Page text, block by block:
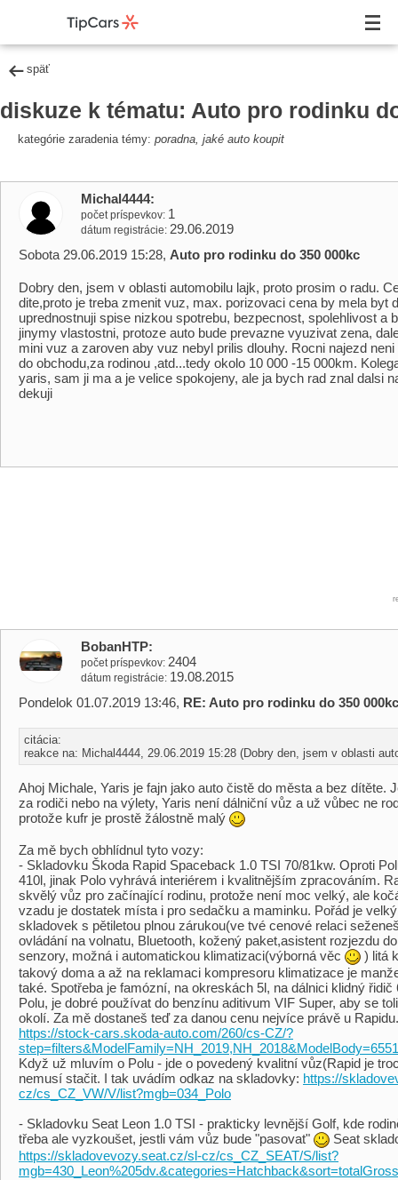
späť
diskuze k tématu: Auto pro rodinku
kategórie zaradenia témy: poradna, jaké auto koupit
Michal4444
počet príspevkov 1
dátum registrácie 29.06.2019
Sobota 29.06.2019 15:28, Auto pro rodinku do 350 000kc
Dobry den, jsem v oblasti automobilu lajk, proto prosim o radu.
dite,proto je treba zmenit vuz, max. porizovaci cena by mela byt
uprednostnuji spise nizkou spotrebu, bezpecnost, spolehlivost a
jinymy vlastostni, protoze auto bude prevazne vyuzivat zena,
mini vuz a zaroven aby vuz nebyl prilis dlouhy. Rocni najezd
do obchodu,za rodinou ,atd...tedy okolo 10 000 -15 000km.
yaris, sam ji ma a je velice spokojeny, ale ja bych rad znal dalsi
dekuji
BobanHTP
počet príspevkov 2404
dátum registrácie 19.08.2015
Pondelok 01.07.2019 13:46, RE: Auto pro rodinku do 350 000kc
citácia:
reakce na: Michal4444, 29.06.2019 15:28 (Dobry den, jsem v oblasti
Ahoj Michale, Yaris je fajn jako auto čistě do města a bez dítěte.
za rodiči nebo na výlety, Yaris není dálniční vůz a už vůbec ne
protože kufr je prostě žálostně malý
Za mě bych obhlídnul tyto vozy:
- Skladovku Škoda Rapid Spaceback 1.0 TSI 70/81kw. Oproti
410l, jinak Polo vyhrává interiérem i kvalitnějším zpracováním.
skvělý vůz pro začínající rodinu, protože není moc velký, ale
vzadu je dostatek místa i pro sedačku a maminku. Pořád je
skladovek s pětiletou plnou zárukou(ve tvé cenové relaci
ovládání na volnatu, Bluetooth, kožený paket,asistent rozjezdu
senzory, možná i automatickou klimatizaci(výborná věc
) litá
takový doma a až na reklamaci kompresoru klimatizace je
také. Spotřeba je famózní, na okreskách 5l, na dálnici klidný řidič
Polu, je dobré používat do benzínu aditivum VIF Super, aby se
okolí. Za mě dostaneš teď za danou cenu nejvíce právě u
https://stock-cars.skoda-auto.com/260/cs-CZ/?
Když už mluvím o Polu - jde o povedený kvalitní vůz(Rapid je
nemusí stačit. I tak uvádím odkaz na skladovky: https://
cz/cs_CZ_VW/V/list?mgb=034_Polo
- Skladovku Seat Leon 1.0 TSI - prakticky levnější Golf, kde
třeba ale vyzkoušet, jestli vám vůz bude "pasovat"
Seat
https://skladovevozy.seat.cz/sl-cz/cs_CZ_SEAT/S/list?